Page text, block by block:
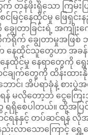
တန်ဖိုးရှိသော ကြမ်းပ
ြင့်နေထိုင်မှု ဖြေရှင်း
ျွေတာခြင်းရဲ့ အကျိုးက
ချွေတာမှုအဖြစ် ဘာ
နေထိုင်သူတွေဟာ အခန်
ထိုင်မှု နေရာတွေကို ရွေး
ျက်တွေကို ထိန်းထားနိုင်
ာင်၊ အိပ်ရာခုံနဲ့ စား
န် မလိုတော့ဘဲ ငွေကြ
ရရှိစေပါတယ်။ ထို့အပ
င်ရန်နှင့် တပ်ဆင်ရန်
းလာသောကြောင့် ရွှေ့ပ